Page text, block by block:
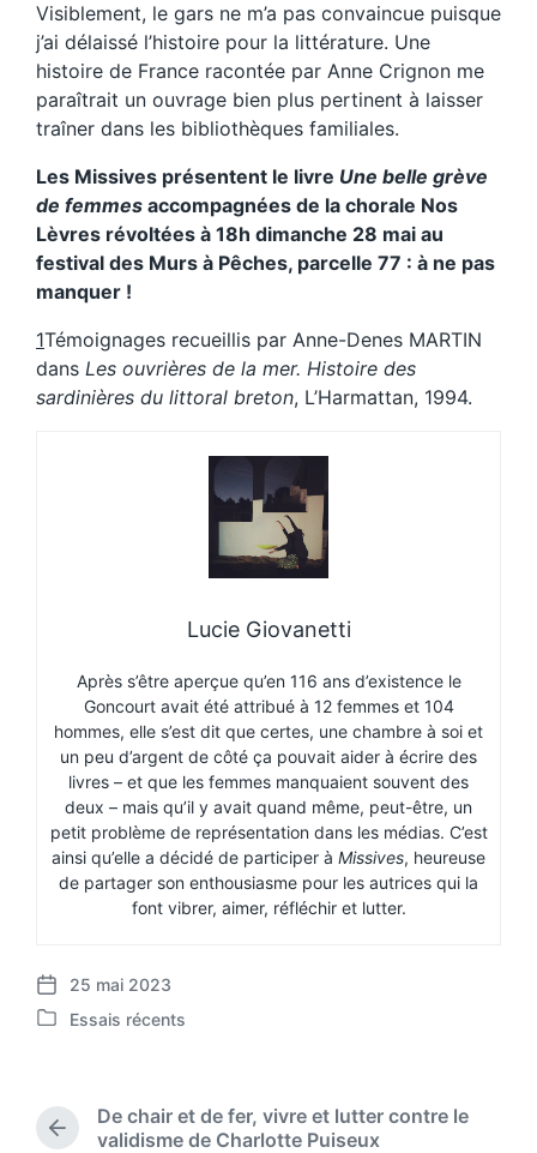
Visiblement, le gars ne m’a pas convaincue puisque
j’ai délaissé l’histoire pour la littérature. Une
histoire de France racontée par Anne Crignon me
paraîtrait un ouvrage bien plus pertinent à laisser
traîner dans les bibliothèques familiales.
Les Missives présentent le livre Une belle grève
de femmes accompagnées de la chorale Nos
Lèvres révoltées à 18h dimanche 28 mai au
festival des Murs à Pêches, parcelle 77 : à ne pas
manquer !
1Témoignages recueillis par Anne-Denes MARTIN
dans Les ouvrières de la mer. Histoire des
sardinières du littoral breton, L’Harmattan, 1994.
Lucie Giovanetti
Après s’être aperçue qu’en 116 ans d’existence le
Goncourt avait été attribué à 12 femmes et 104
hommes, elle s’est dit que certes, une chambre à soi et
un peu d’argent de côté ça pouvait aider à écrire des
livres – et que les femmes manquaient souvent des
deux – mais qu’il y avait quand même, peut-être, un
petit problème de représentation dans les médias. C’est
ainsi qu’elle a décidé de participer à Missives, heureuse
de partager son enthousiasme pour les autrices qui la
font vibrer, aimer, réfléchir et lutter.
P
o
a
25 mai 2023
P
e
Essais récents
P
De chair et de fer, vivre et lutter contre le
validisme de Charlotte Puiseux